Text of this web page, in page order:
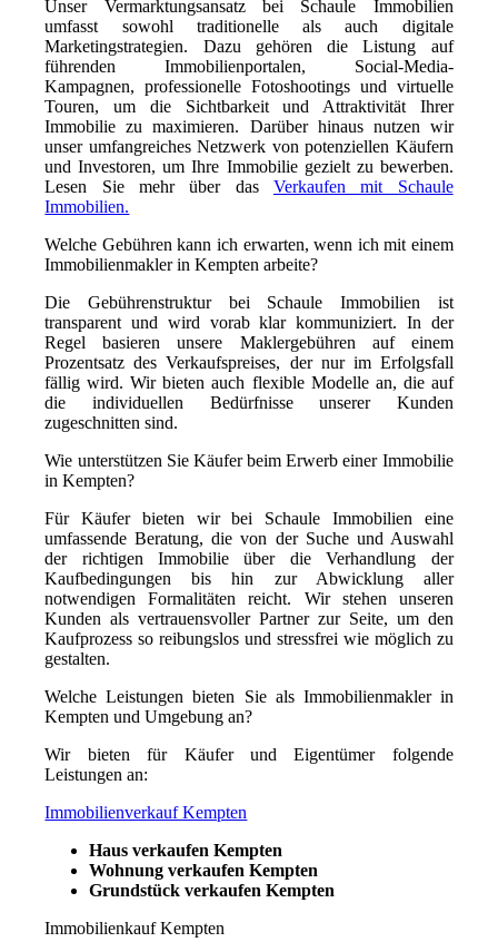
Unser Vermarktungsansatz bei Schaule Immobilien
umfasst sowohl traditionelle als auch digitale
Marketingstrategien. Dazu gehören die Listung auf
führenden Immobilienportalen, Social-Media-
Kampagnen, professionelle Fotoshootings und virtuelle
Touren, um die Sichtbarkeit und Attraktivität Ihrer
Immobilie zu maximieren. Darüber hinaus nutzen wir
unser umfangreiches Netzwerk von potenziellen Käufern
und Investoren, um Ihre Immobilie gezielt zu bewerben.
Lesen Sie mehr über das Verkaufen mit Schaule
Immobilien.
Welche Gebühren kann ich erwarten, wenn ich mit einem
Immobilienmakler in Kempten arbeite?
Die Gebührenstruktur bei Schaule Immobilien ist
transparent und wird vorab klar kommuniziert. In der
Regel basieren unsere Maklergebühren auf einem
Prozentsatz des Verkaufspreises, der nur im Erfolgsfall
fällig wird. Wir bieten auch flexible Modelle an, die auf
die individuellen Bedürfnisse unserer Kunden
zugeschnitten sind.
Wie unterstützen Sie Käufer beim Erwerb einer Immobilie
in Kempten?
Für Käufer bieten wir bei Schaule Immobilien eine
umfassende Beratung, die von der Suche und Auswahl
der richtigen Immobilie über die Verhandlung der
Kaufbedingungen bis hin zur Abwicklung aller
notwendigen Formalitäten reicht. Wir stehen unseren
Kunden als vertrauensvoller Partner zur Seite, um den
Kaufprozess so reibungslos und stressfrei wie möglich zu
gestalten.
Welche Leistungen bieten Sie als Immobilienmakler in
Kempten und Umgebung an?
Wir bieten für Käufer und Eigentümer folgende
Leistungen an:
Immobilienverkauf Kempten
Haus verkaufen Kempten
Wohnung verkaufen Kempten
Grundstück verkaufen Kempten
Immobilienkauf Kempten